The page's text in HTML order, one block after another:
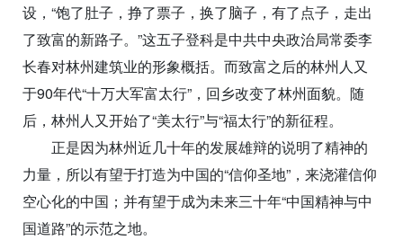
设，“饱了肚子，挣了票子，换了脑子，有了点子，走出
了致富的新路子。”这五子登科是中共中央政治局常委李
长春对林州建筑业的形象概括。而致富之后的林州人又
于90年代“十万大军富太行”，回乡改变了林州面貌。随
后，林州人又开始了“美太行”与“福太行”的新征程。
正是因为林州近几十年的发展雄辩的说明了精神的
力量，所以有望于打造为中国的“信仰圣地”，来浇灌信仰
空心化的中国；并有望于成为未来三十年“中国精神与中
国道路”的示范之地。